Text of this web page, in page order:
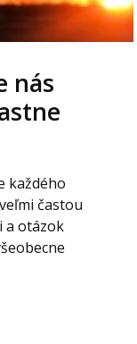
nás
každého
častou
a otázok